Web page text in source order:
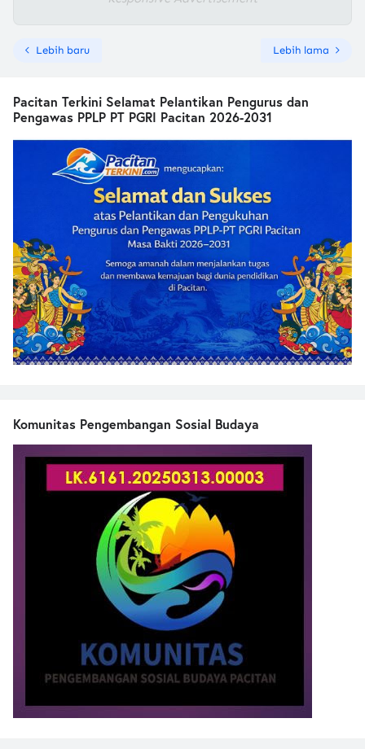
Lebih baru Lebih lama
Pacitan Terkini Selamat Pelantikan Pengurus dan
Pengawas PPLP PT PGRI Pacitan 2026-2031
Komunitas Pengembangan Sosial Budaya